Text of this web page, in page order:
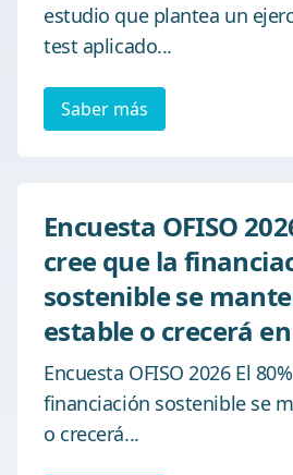
estudio que plantea un
test aplicado...
Saber más
Encuesta OFISO
cree que la
sostenible se
estable o crecerá
Encuesta OFISO 2026 El
financiación sostenible se
o crecerá...